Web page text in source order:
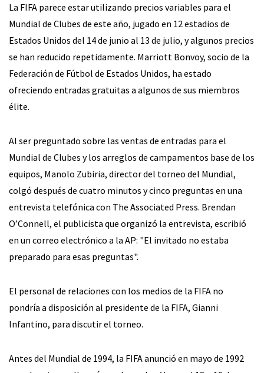
La FIFA parece estar utilizando precios variables para el
Mundial de Clubes de este año, jugado en 12 estadios de
Estados Unidos del 14 de junio al 13 de julio, y algunos precios
se han reducido repetidamente. Marriott Bonvoy, socio de la
Federación de Fútbol de Estados Unidos, ha estado
ofreciendo entradas gratuitas a algunos de sus miembros
élite.
Al ser preguntado sobre las ventas de entradas para el
Mundial de Clubes y los arreglos de campamentos base de los
equipos, Manolo Zubiria, director del torneo del Mundial,
colgó después de cuatro minutos y cinco preguntas en una
entrevista telefónica con The Associated Press. Brendan
O’Connell, el publicista que organizó la entrevista, escribió
en un correo electrónico a la AP: "El invitado no estaba
preparado para esas preguntas".
El personal de relaciones con los medios de la FIFA no
pondría a disposición al presidente de la FIFA, Gianni
Infantino, para discutir el torneo.
Antes del Mundial de 1994, la FIFA anunció en mayo de 1992